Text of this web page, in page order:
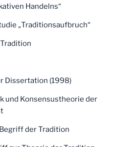
Handelns“
„Traditionsaufbruch“
Dissertation (1998)
und Konsensustheorie der
der Tradition